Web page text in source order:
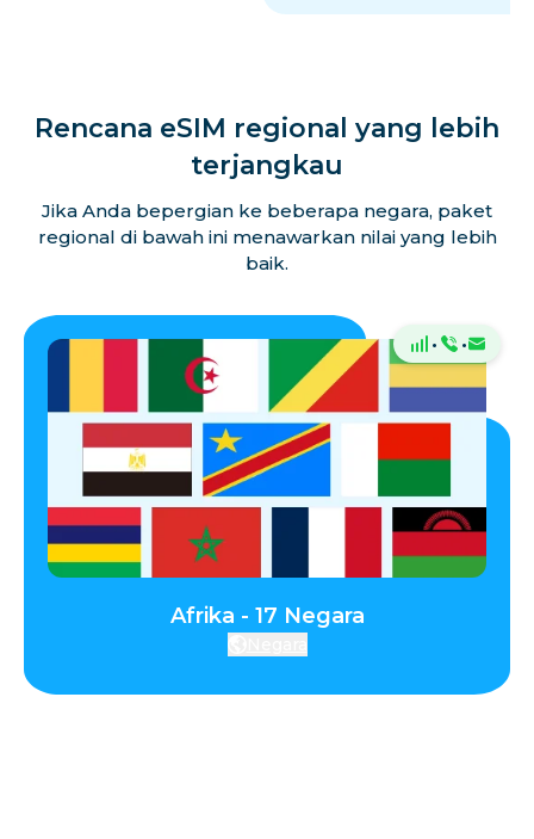
Rencana eSIM regional yang lebih
terjangkau
Jika Anda bepergian ke beberapa negara, paket
regional di bawah ini menawarkan nilai yang lebih
baik.
· ·
Afrika - 17 Negara